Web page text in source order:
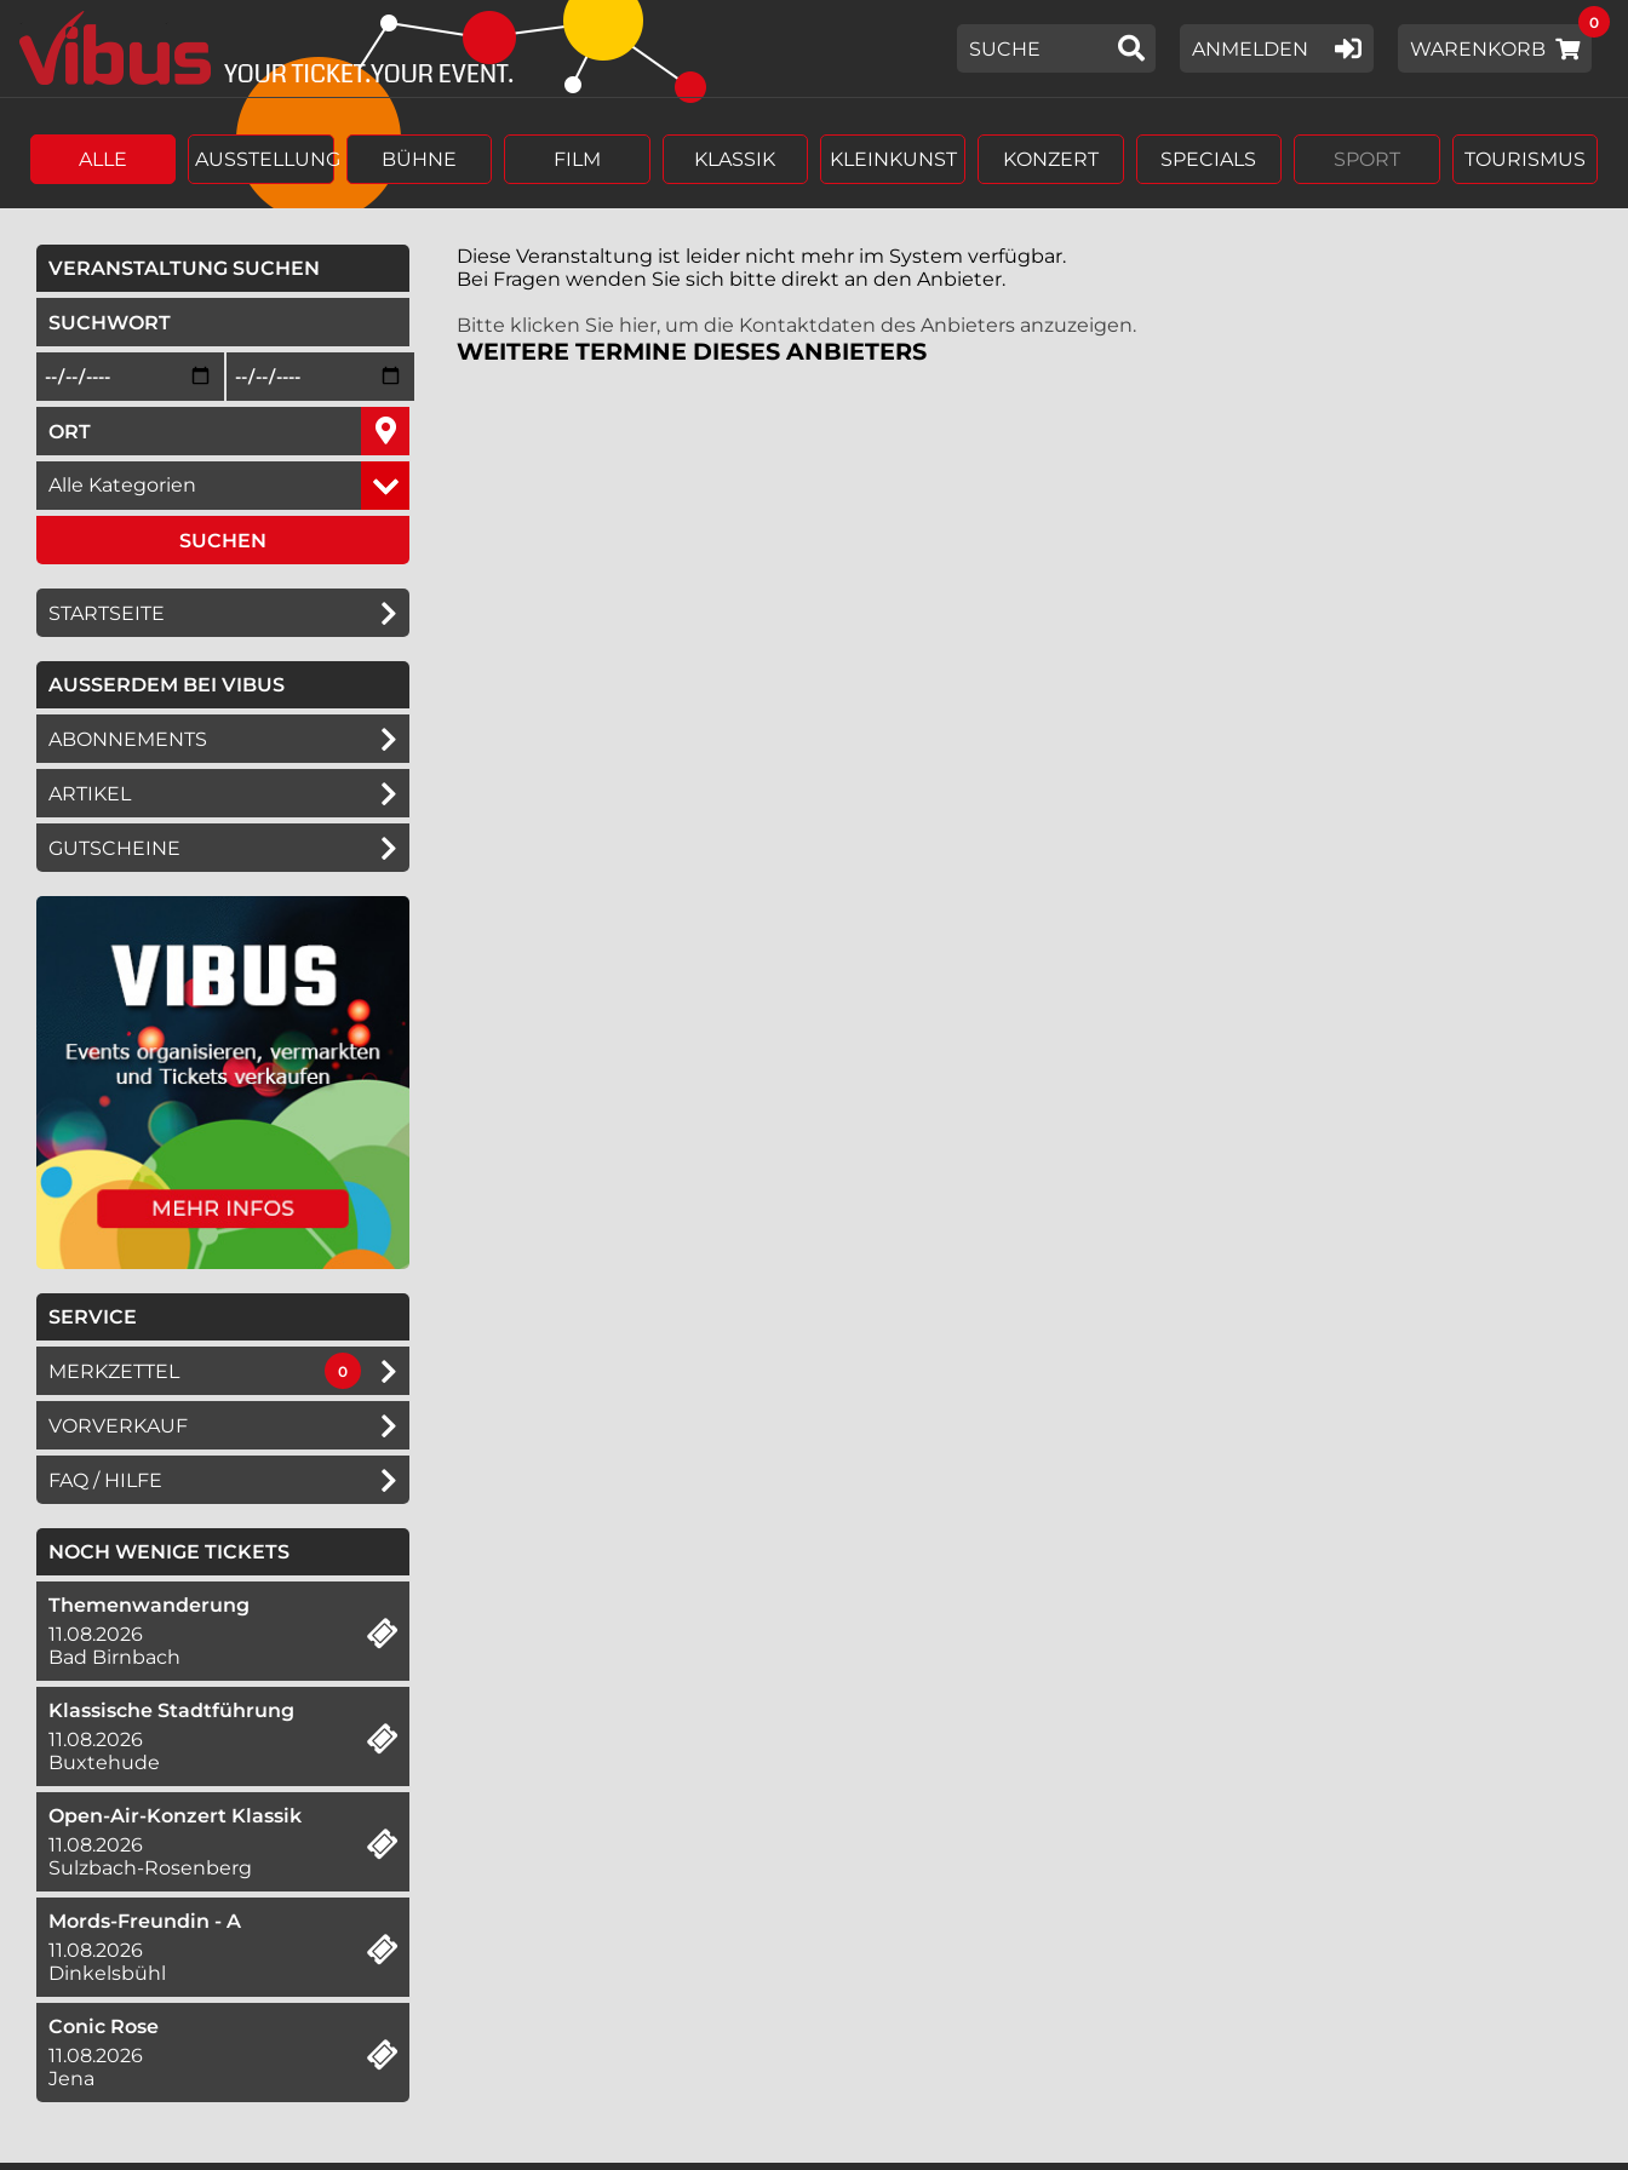
Springe
zum
Hauptinhalt
zum
Menü
GEBEN SIE HIER EIN SUCHWORT EIN,
ANMELDEN WARENKORB
0
ALLE AUSSTELLUNG BÜHNE FILM KLASSIK KLEINKUNST KONZERT SPECIALS SPORT TOURISMUS
VERANSTALTUNG SUCHEN
Beginn des Suchzeitraums in der Form Tag, Monat, Jahr (4 stellig),
Ende des Suchzeitraums in der Form Tag, Monat, Jahr (4 stellig),
geben Sie den Ort ein, in dem Sie suchen wollen,
wählen Sie eine Veranstaltungskategorie aus,
STARTSEITE
AUSSERDEM BEI VIBUS
ABONNEMENTS
ARTIKEL
GUTSCHEINE
SERVICE
MERKZETTEL 0
VORVERKAUF
FAQ / HILFE
NOCH WENIGE TICKETS
Themenwanderung
11.08.2026
Bad Birnbach
Klassische Stadtführung
11.08.2026
Buxtehude
Open-Air-Konzert Klassik
11.08.2026
Sulzbach-Rosenberg
Mords-Freundin - A
11.08.2026
Dinkelsbühl
Conic Rose
11.08.2026
Jena
Diese Veranstaltung ist leider nicht mehr im System verfügbar.
Bei Fragen wenden Sie sich bitte direkt an den Anbieter.
Bitte klicken Sie hier, um die Kontaktdaten des Anbieters anzuzeigen.
WEITERE TERMINE DIESES ANBIETERS